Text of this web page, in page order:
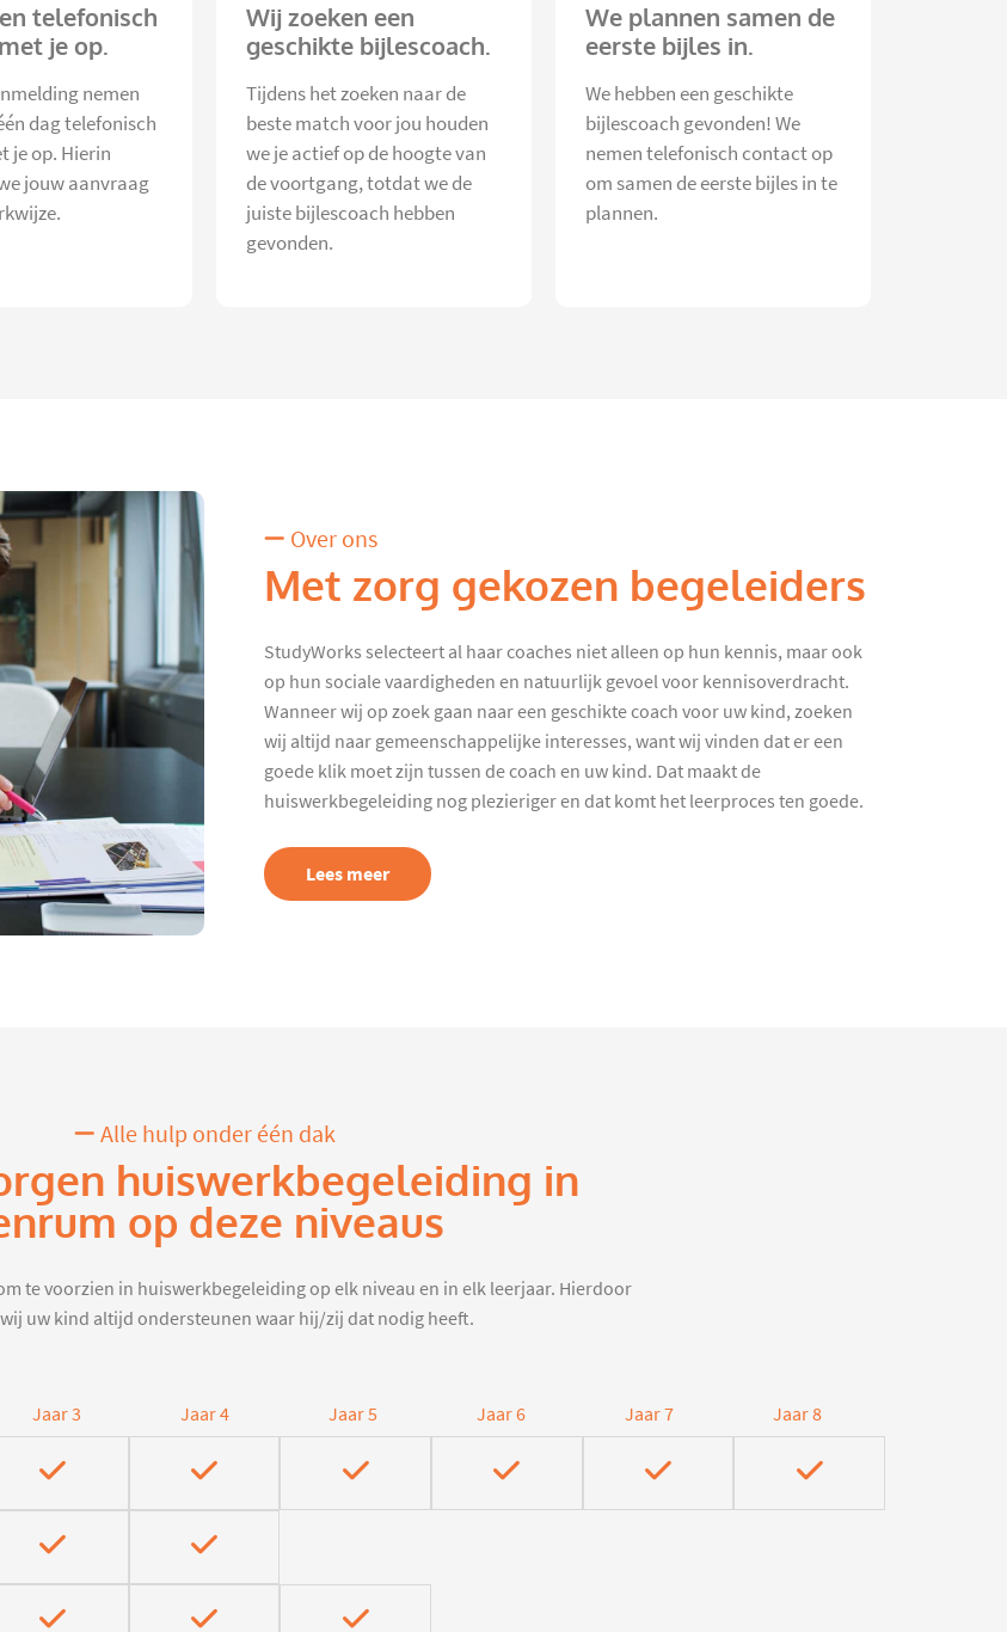
telefonisch
je op.
nemen
dag telefonisch
je op. Hierin
jouw aanvraag
Wij zoeken een
geschikte bijlescoach.
Tijdens het zoeken naar de
beste match voor jou houden
we je actief op de hoogte van
de voortgang, totdat we de
juiste bijlescoach hebben
gevonden.
We plannen samen de
eerste bijles in.
We hebben een geschikte
bijlescoach gevonden! We
nemen telefonisch contact op
om samen de eerste bijles in te
plannen.
Over ons
Met zorg gekozen begeleiders
StudyWorks selecteert al haar coaches niet alleen op hun kennis, maar ook
op hun sociale vaardigheden en natuurlijk gevoel voor kennisoverdracht.
Wanneer wij op zoek gaan naar een geschikte coach voor uw kind, zoeken
wij altijd naar gemeenschappelijke interesses, want wij vinden dat er een
goede klik moet zijn tussen de coach en uw kind. Dat maakt de
huiswerkbegeleiding nog plezieriger en dat komt het leerproces ten goede.
Lees meer
Alle hulp onder één dak
huiswerkbegeleiding in
op deze niveaus
te voorzien in huiswerkbegeleiding op elk niveau en in elk leerjaar. Hierdoor
uw kind altijd ondersteunen waar hij/zij dat nodig heeft.
Jaar 3 Jaar 4 Jaar 5 Jaar 6 Jaar 7 Jaar 8